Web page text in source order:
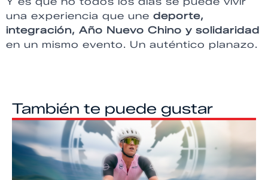
una experiencia que une deporte,
integración, Año Nuevo Chino y solidaridad
en un mismo evento. Un auténtico planazo.
También te puede gustar